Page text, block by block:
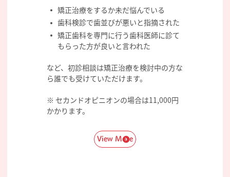
矯正治療をするか未だ悩んでいる
歯科検診で歯並びが悪いと指摘された
矯正歯科を専門に行う歯科医師に診て
もらった方が良いと言われた
など、初診相談は矯正治療を検討中の方な
ら誰でも受けていただけます。
※ セカンドオピニオンの場合は11,000円
かかります。
View More